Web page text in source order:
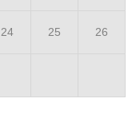
24 25 26